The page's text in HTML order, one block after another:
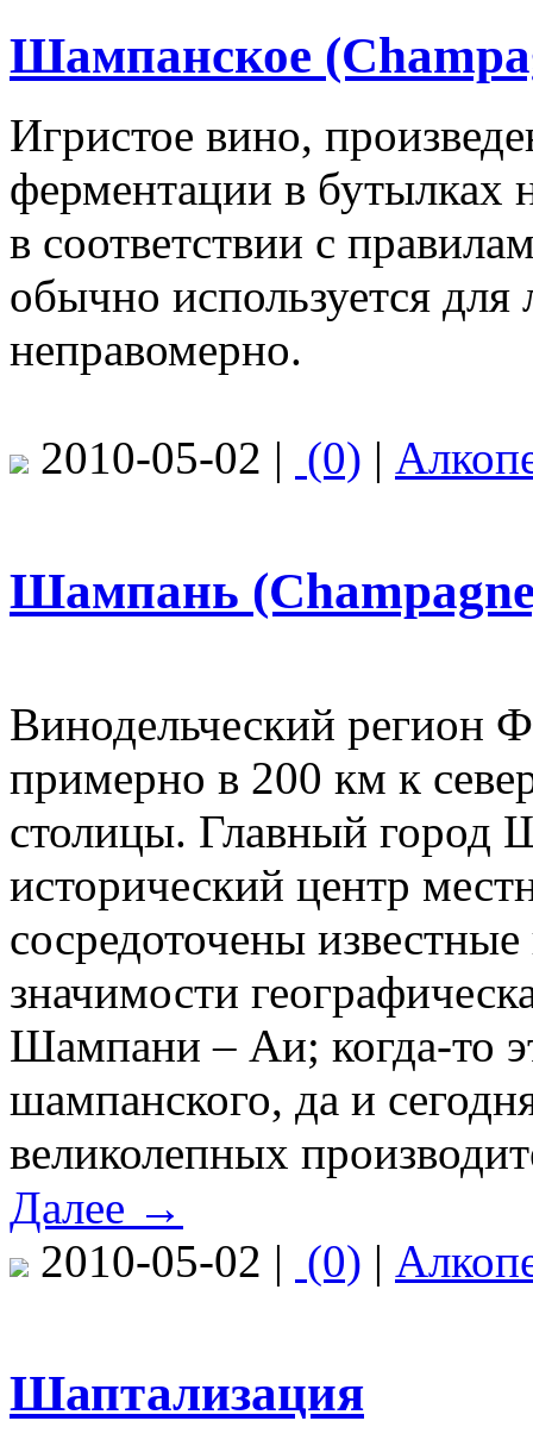
Шампанское
Игристое вино,
ферментации в бутылках
в соответствии с
обычно используется
неправомерно.
2010-05-02 | (0) |
Шампань
Винодельческий регион
примерно в 200 км к
столицы. Главный город
исторический центр
сосредоточены
значимости
Шампани – Аи; когда-то
шампанского, да и
великолепных
Далее →
2010-05-02 | (0) |
Шаптализация